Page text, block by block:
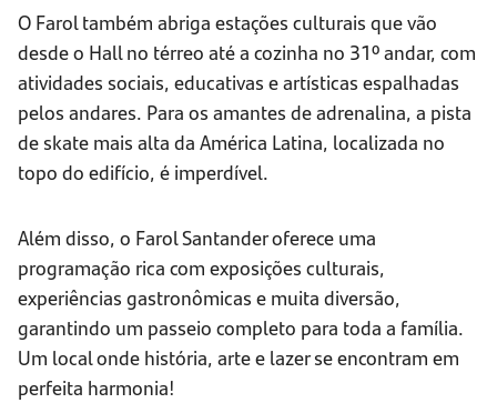
O Farol também abriga estações culturais que vão
desde o Hall no térreo até a cozinha no 31º andar, com
atividades sociais, educativas e artísticas espalhadas
pelos andares. Para os amantes de adrenalina, a pista
de skate mais alta da América Latina, localizada no
topo do edifício, é imperdível.
Além disso, o Farol Santander oferece uma
programação rica com exposições culturais,
experiências gastronômicas e muita diversão,
garantindo um passeio completo para toda a família.
Um local onde história, arte e lazer se encontram em
perfeita harmonia!